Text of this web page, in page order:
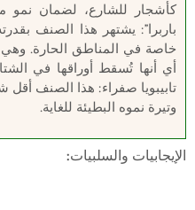
كأشجار للشارع، لضمان نمو
باربرا”: يشتهر هذا الصنف
خاصة في المناطق الحارة.
أي أنها تُسقط أوراقها في
تابيبويا صفراء: هذا الصنف
وتيرة نموه البطيئة للغاية.
الإيجابيات والسلبيات: